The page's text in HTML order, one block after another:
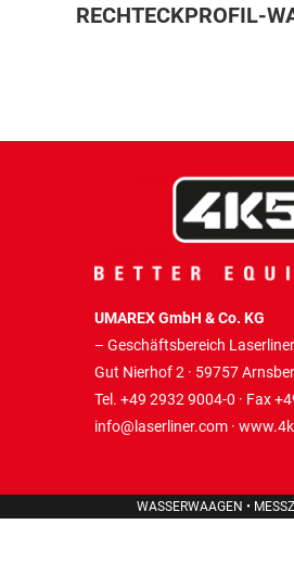
RECHTECKPROFIL-
UMAREX GmbH & Co. KG
– Geschäftsbereich
Gut Nierhof 2 · 59757
Tel. +49 2932 9004-0 · Fax
info@laserliner.com ·
WASSERWAAGEN •